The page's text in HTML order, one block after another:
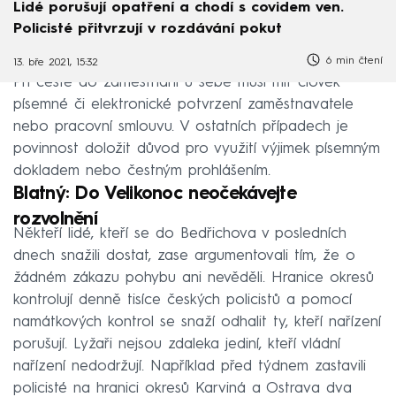
Lidé porušují opatření a chodí s covidem ven.
Policisté přitvrzují v rozdávání pokut
13. bře 2021, 15:32 6 min čtení
Při cestě do zaměstnání u sebe musí mít člověk
písemné či elektronické potvrzení zaměstnavatele
nebo pracovní smlouvu. V ostatních případech je
povinnost doložit důvod pro využití výjimek písemným
dokladem nebo čestným prohlášením.
Blatný: Do Velikonoc neočekávejte
rozvolnění
Někteří lidé, kteří se do Bedřichova v posledních
dnech snažili dostat, zase argumentovali tím, že o
žádném zákazu pohybu ani nevěděli. Hranice okresů
kontrolují denně tisíce českých policistů a pomocí
namátkových kontrol se snaží odhalit ty, kteří nařízení
porušují. Lyžaři nejsou zdaleka jediní, kteří vládní
nařízení nedodržují. Například před týdnem zastavili
policisté na hranici okresů Karviná a Ostrava dva